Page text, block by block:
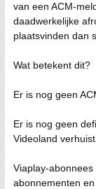
van een ACM-
daadwerkelijke
plaatsvinden dan
Wat betekent dit?
Er is nog geen
Er is nog geen
Videoland verhuist.
Viaplay-
abonnementen